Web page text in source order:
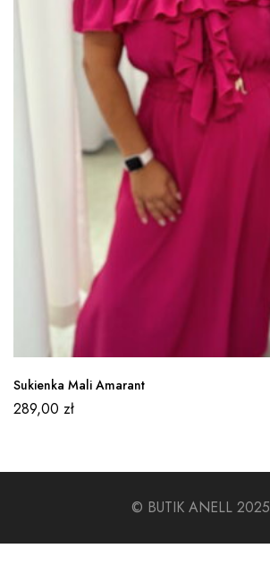
Sukienka Mali Amarant
289,00 zł
© BUTIK ANELL 2025